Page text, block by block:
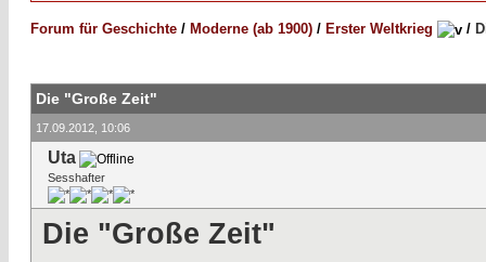
Forum für Geschichte / Moderne (ab 1900) / Erster Weltkrieg /
Die "Große Zeit"
17.09.2012, 10:06
Uta
Sesshafter
Die "Große Zeit"